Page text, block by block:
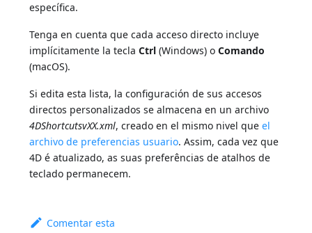
específica.
Tenga en cuenta que cada acceso directo incluye
implícitamente la teclaCtrl (Windows) oComando
(macOS).
Si edita esta lista, la configuración de sus accesos
directos personalizados se almacena en un archivo
4DShortcutsvXX.xml, creado en el mismo nivel queel
archivo de preferencias usuario. Assim, cada vez que
4D é atualizado, as suas preferências de atalhos de
teclado permanecem.
Comentar esta